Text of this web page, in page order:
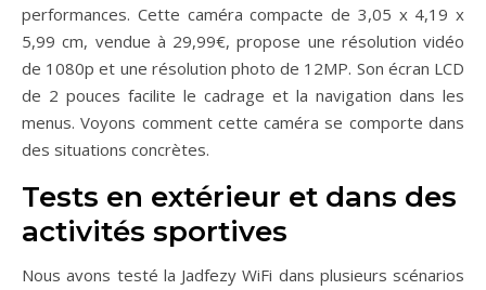
performances. Cette caméra compacte de 3,05 x 4,19 x
5,99 cm, vendue à 29,99€, propose une résolution vidéo
de 1080p et une résolution photo de 12MP. Son écran LCD
de 2 pouces facilite le cadrage et la navigation dans les
menus. Voyons comment cette caméra se comporte dans
des situations concrètes.
Tests en extérieur et dans des
activités sportives
Nous avons testé la Jadfezy WiFi dans plusieurs scénarios